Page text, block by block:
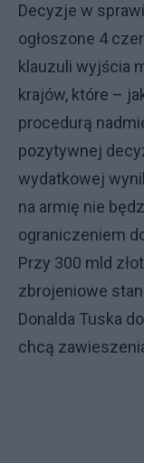
Decyzje w
ogłoszone 4
klauzuli wyjścia
krajów, które –
procedurą
pozytywnej
wydatkowej
na armię nie
ograniczeniem
Przy 300 mld
zbrojeniowe
Donalda Tuska
chcą